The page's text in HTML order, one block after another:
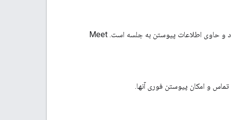
ایجاد می‌شود و حاوی اطلاعات پیوستن به جلسه است. Meet